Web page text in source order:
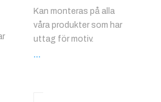
Kan monteras på alla
våra produkter som har
uttag för motiv.
...